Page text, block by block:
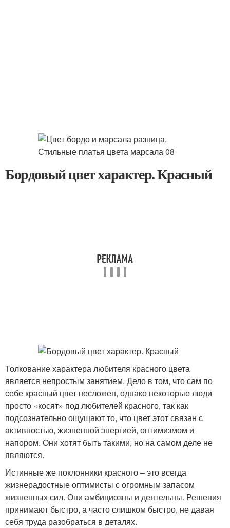
Бордовый цвет характер. Красный
Толкование характера любителя красного цвета
является непростым занятием. Дело в том, что сам по
себе красный цвет несложен, однако некоторые люди
просто «косят» под любителей красного, так как
подсознательно ощущают то, что цвет этот связан с
активностью, жизненной энергией, оптимизмом и
напором. Они хотят быть такими, но на самом деле не
являются.
Истинные же поклонники красного – это всегда
жизнерадостные оптимисты с огромным запасом
жизненных сил. Они амбициозны и деятельны. Решения
принимают быстро, а часто слишком быстро, не давая
себя труда разобраться в деталях.